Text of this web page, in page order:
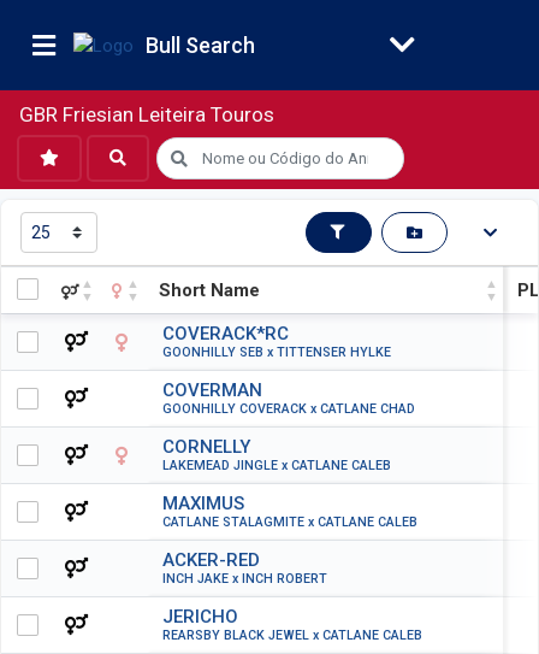
Bull Search
GBR Friesian Leiteira Touros
Short Name
Short Name
COVERACK*RC
GOONHILLY SEB x TITTENSER HYLKE
COVERMAN
GOONHILLY COVERACK x CATLANE CHAD
CORNELLY
LAKEMEAD JINGLE x CATLANE CALEB
MAXIMUS
CATLANE STALAGMITE x CATLANE CALEB
ACKER-RED
INCH JAKE x INCH ROBERT
JERICHO
REARSBY BLACK JEWEL x CATLANE CALEB